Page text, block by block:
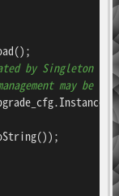
by Singleton
may be